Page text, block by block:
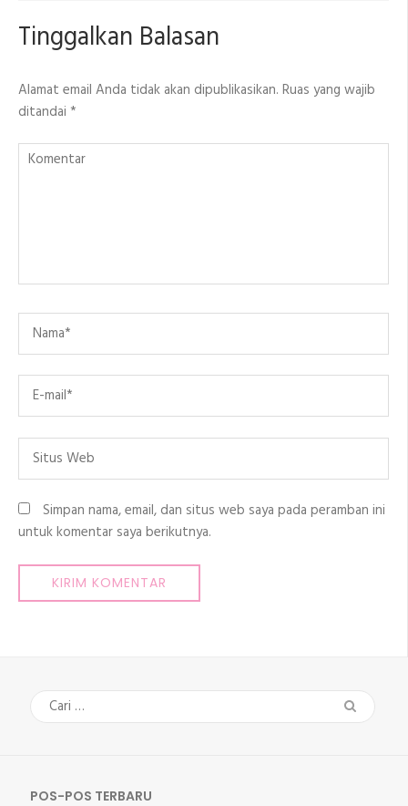
Tinggalkan Balasan
Alamat email Anda tidak akan dipublikasikan. Ruas yang wajib
ditandai *
Komentar
Name
Email
Situs
Web
Simpan nama, email, dan situs web saya pada peramban ini
untuk komentar saya berikutnya.
Cari
untuk:
POS-POS TERBARU